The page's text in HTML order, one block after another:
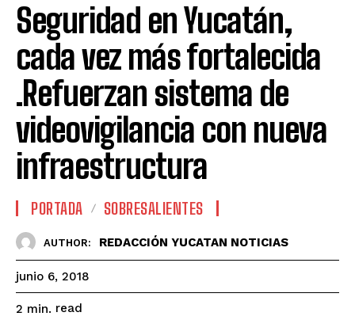
Seguridad en Yucatán,
cada vez más fortalecida
.Refuerzan sistema de
videovigilancia con nueva
infraestructura
PORTADA SOBRESALIENTES
AUTHOR: REDACCIÓN YUCATAN NOTICIAS
junio 6, 2018
2 min. read